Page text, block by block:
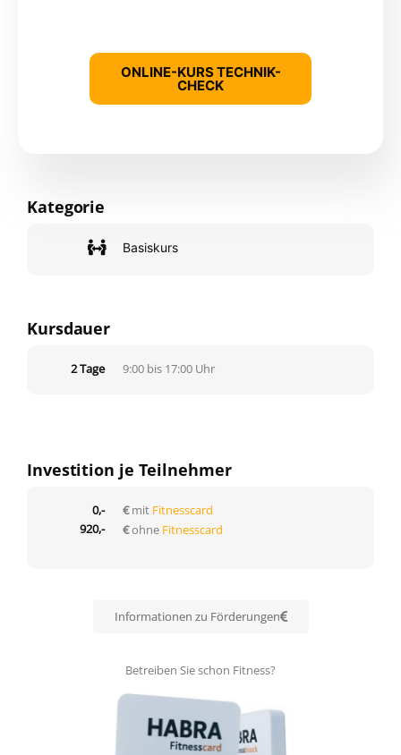
ONLINE-KURS TECHNIK-
CHECK
Kategorie
Basiskurs
Kursdauer
2 Tage 9:00 bis 17:00 Uhr
Investition je Teilnehmer
0,-
920,-
€mit Fitnesscard
€ohne Fitnesscard
Informationen zu Förderungen
Betreiben Sie schon Fitness?